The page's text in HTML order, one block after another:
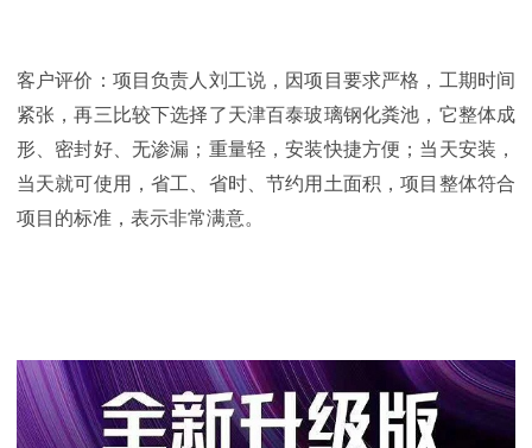
客户评价：项目负责人刘工说，因项目要求严格，工期时间
紧张，再三比较下选择了天津百泰玻璃钢化粪池，它整体成
形、密封好、无渗漏；重量轻，安装快捷方便；当天安装，
当天就可使用，省工、省时、节约用土面积，项目整体符合
项目的标准，表示非常满意。